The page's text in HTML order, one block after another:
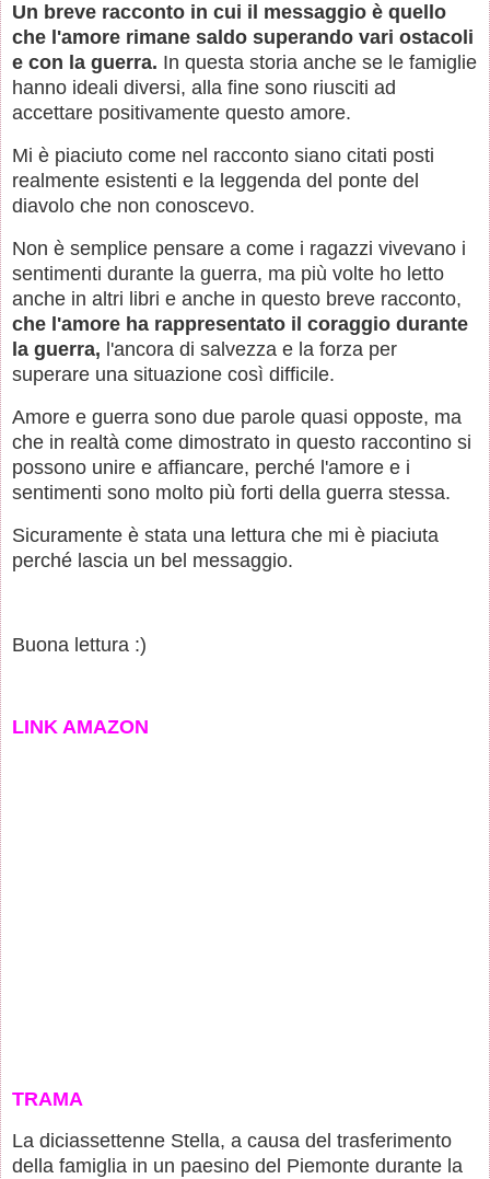
Un breve racconto in cui il messaggio è quello
che l'amore rimane saldo superando vari ostacoli
e con la guerra. In questa storia anche se le famiglie
hanno ideali diversi, alla fine sono riusciti ad
accettare positivamente questo amore.
Mi è piaciuto come nel racconto siano citati posti
realmente esistenti e la leggenda del ponte del
diavolo che non conoscevo.
Non è semplice pensare a come i ragazzi vivevano i
sentimenti durante la guerra, ma più volte ho letto
anche in altri libri e anche in questo breve racconto,
che l'amore ha rappresentato il coraggio durante
la guerra, l'ancora di salvezza e la forza per
superare una situazione così difficile.
Amore e guerra sono due parole quasi opposte, ma
che in realtà come dimostrato in questo raccontino si
possono unire e affiancare, perché l'amore e i
sentimenti sono molto più forti della guerra stessa.
Sicuramente è stata una lettura che mi è piaciuta
perché lascia un bel messaggio.
Buona lettura :)
LINK AMAZON
TRAMA
La diciassettenne Stella, a causa del trasferimento
della famiglia in un paesino del Piemonte durante la